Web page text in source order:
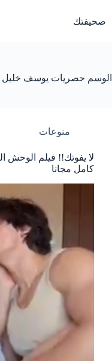
المحتوى
صحيفتك
الوسم حصريات يوسف خليل
منوعات
كامل مجانا